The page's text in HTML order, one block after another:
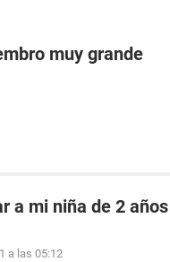
muy grande
a mi niña de 2 años
a las 05:12